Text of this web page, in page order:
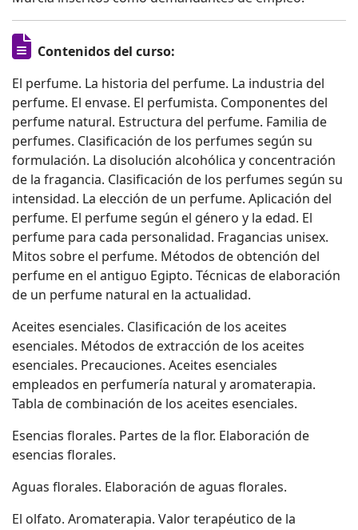
Contenidos del curso:
El perfume. La historia del perfume. La industria del
perfume. El envase. El perfumista. Componentes del
perfume natural. Estructura del perfume. Familia de
perfumes. Clasificación de los perfumes según su
formulación. La disolución alcohólica y concentración
de la fragancia. Clasificación de los perfumes según su
intensidad. La elección de un perfume. Aplicación del
perfume. El perfume según el género y la edad. El
perfume para cada personalidad. Fragancias unisex.
Mitos sobre el perfume. Métodos de obtención del
perfume en el antiguo Egipto. Técnicas de elaboración
de un perfume natural en la actualidad.
Aceites esenciales. Clasificación de los aceites
esenciales. Métodos de extracción de los aceites
esenciales. Precauciones. Aceites esenciales
empleados en perfumería natural y aromaterapia.
Tabla de combinación de los aceites esenciales.
Esencias florales. Partes de la flor. Elaboración de
esencias florales.
Aguas florales. Elaboración de aguas florales.
El olfato. Aromaterapia. Valor terapéutico de la